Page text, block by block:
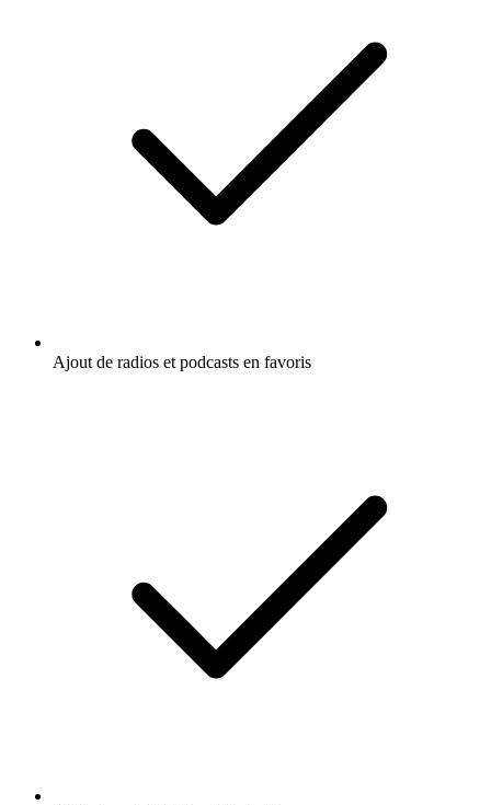
Ajout de radios et podcasts en favoris